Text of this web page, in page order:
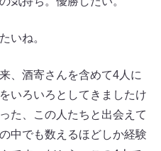
いね。
、酒寄さんを含めて4人に
いろいろとしてきましたけ
た、この人たちと出会えて
中でも数えるほどしか経験